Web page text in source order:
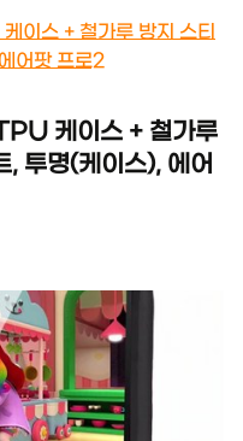
케이스 + 철가루
, 투명(케이스), 에어